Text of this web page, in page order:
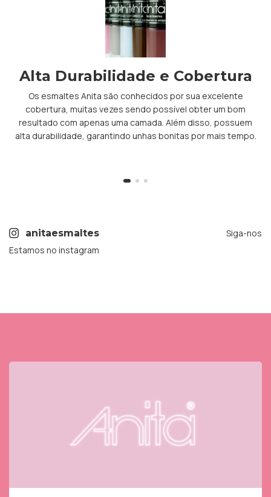
Alta Durabilidade e Cobertura
Os esmaltes Anita são conhecidos por sua excelente
cobertura, muitas vezes sendo possível obter um bom
resultado com apenas uma camada. Além disso, possuem
alta durabilidade, garantindo unhas bonitas por mais tempo.
anitaesmaltes
Siga-nos
Estamos no instagram